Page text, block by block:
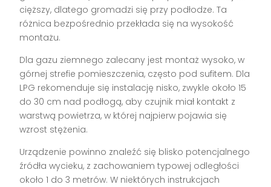
cięższy, dlatego gromadzi się przy podłodze. Ta
różnica bezpośrednio przekłada się na wysokość
montażu.
Dla gazu ziemnego zalecany jest montaż wysoko, w
górnej strefie pomieszczenia, często pod sufitem. Dla
LPG rekomenduje się instalację nisko, zwykle około 15
do 30 cm nad podłogą, aby czujnik miał kontakt z
warstwą powietrza, w której najpierw pojawia się
wzrost stężenia.
Urządzenie powinno znaleźć się blisko potencjalnego
źródła wycieku, z zachowaniem typowej odległości
około 1 do 3 metrów. W niektórych instrukcjach